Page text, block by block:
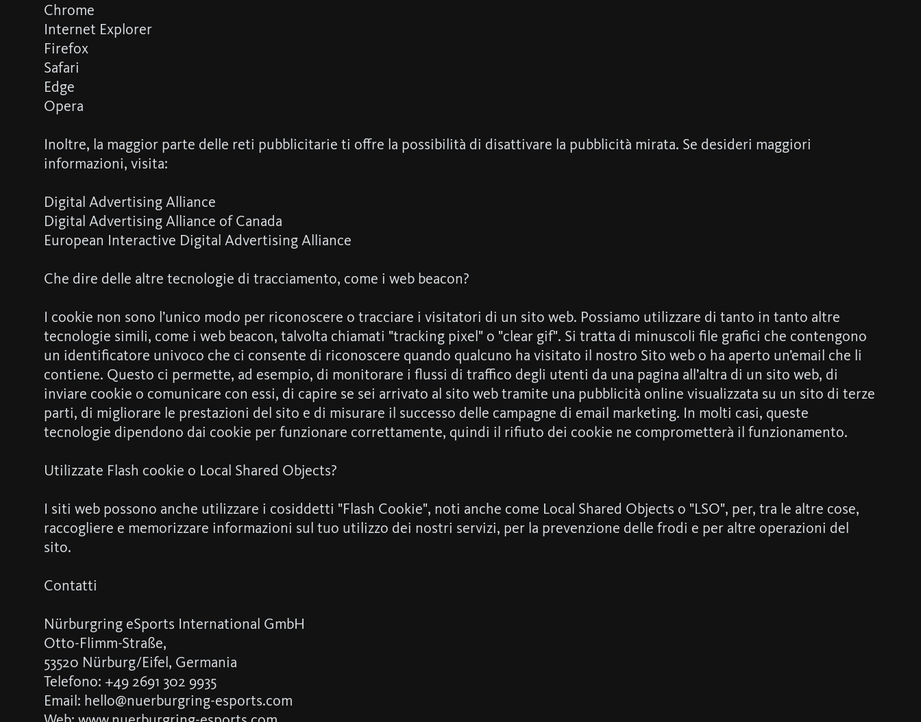
Chrome
Internet Explorer
Firefox
Safari
Edge
Opera
Inoltre, la maggior parte delle reti pubblicitarie ti offre la possibilità di disattivare la pubblicità mirata. Se desideri maggiori
informazioni, visita:
Digital Advertising Alliance
Digital Advertising Alliance of Canada
European Interactive Digital Advertising Alliance
Che dire delle altre tecnologie di tracciamento, come i web beacon?
I cookie non sono l’unico modo per riconoscere o tracciare i visitatori di un sito web. Possiamo utilizzare di tanto in tanto altre
tecnologie simili, come i web beacon, talvolta chiamati "tracking pixel" o "clear gif". Si tratta di minuscoli file grafici che contengono
un identificatore univoco che ci consente di riconoscere quando qualcuno ha visitato il nostro Sito web o ha aperto un’email che li
contiene. Questo ci permette, ad esempio, di monitorare i flussi di traffico degli utenti da una pagina all’altra di un sito web, di
inviare cookie o comunicare con essi, di capire se sei arrivato al sito web tramite una pubblicità online visualizzata su un sito di terze
parti, di migliorare le prestazioni del sito e di misurare il successo delle campagne di email marketing. In molti casi, queste
tecnologie dipendono dai cookie per funzionare correttamente, quindi il rifiuto dei cookie ne comprometterà il funzionamento.
Utilizzate Flash cookie o Local Shared Objects?
I siti web possono anche utilizzare i cosiddetti "Flash Cookie", noti anche come Local Shared Objects o "LSO", per, tra le altre cose,
raccogliere e memorizzare informazioni sul tuo utilizzo dei nostri servizi, per la prevenzione delle frodi e per altre operazioni del
sito.
Contatti
Nürburgring eSports International GmbH
Otto-Flimm-Straße,
53520 Nürburg/Eifel, Germania
Telefono: +49 2691 302 9935
Email: hello@nuerburgring-esports.com